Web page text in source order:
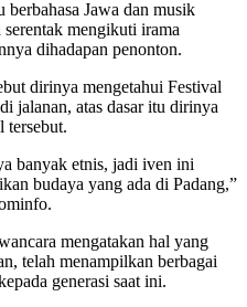
Jawa dan musik
mengikuti irama
dihadapan penonton.
dirinya mengetahui Festival
jalanan, atas dasar itu dirinya
tersebut.
banyak etnis, jadi iven ini
budaya yang ada di Padang,”
mengatakan hal yang
telah menampilkan berbagai
generasi saat ini.